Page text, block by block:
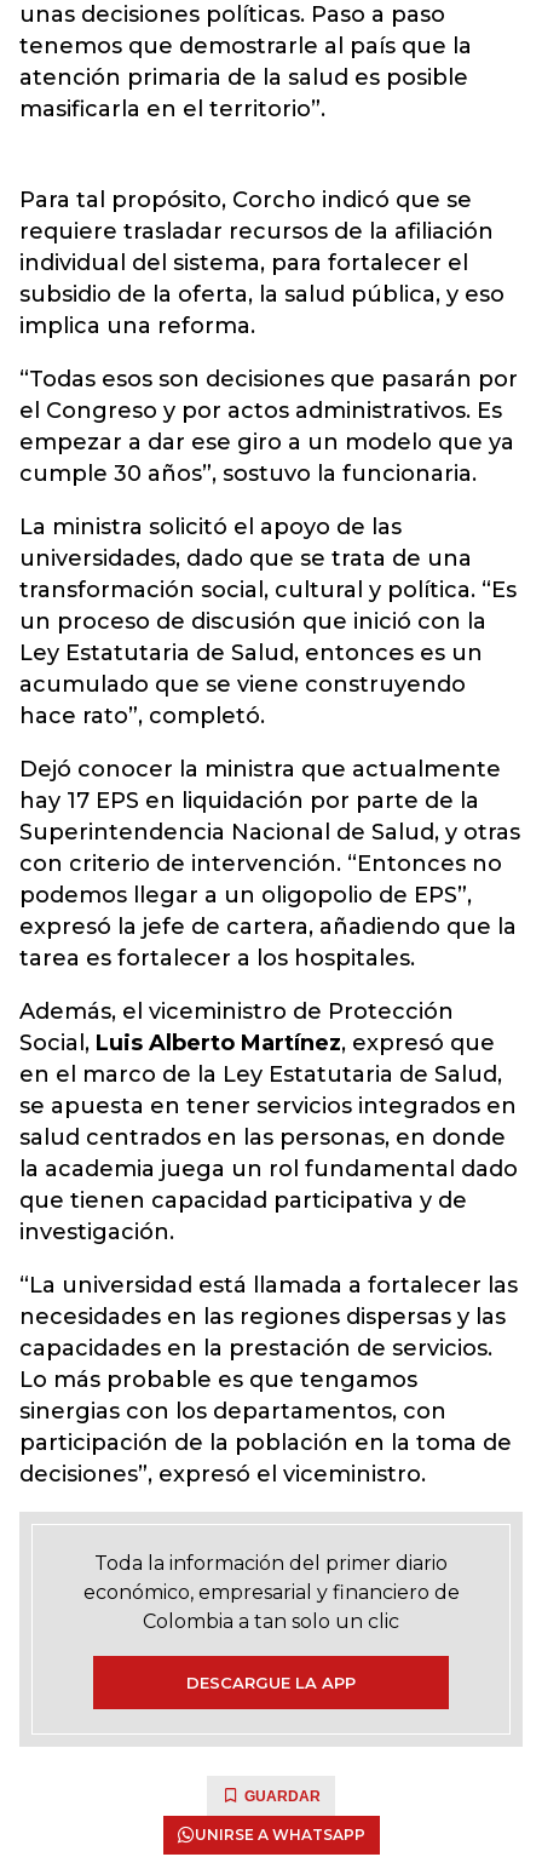
unas decisiones políticas. Paso a paso
tenemos que demostrarle al país que la
atención primaria de la salud es posible
masificarla en el territorio”.
Para tal propósito, Corcho indicó que se
requiere trasladar recursos de la afiliación
individual del sistema, para fortalecer el
subsidio de la oferta, la salud pública, y eso
implica una reforma.
“Todas esos son decisiones que pasarán por
el Congreso y por actos administrativos. Es
empezar a dar ese giro a un modelo que ya
cumple 30 años”, sostuvo la funcionaria.
La ministra solicitó el apoyo de las
universidades, dado que se trata de una
transformación social, cultural y política. “Es
un proceso de discusión que inició con la
Ley Estatutaria de Salud, entonces es un
acumulado que se viene construyendo
hace rato”, completó.
Dejó conocer la ministra que actualmente
hay 17 EPS en liquidación por parte de la
Superintendencia Nacional de Salud, y otras
con criterio de intervención. “Entonces no
podemos llegar a un oligopolio de EPS”,
expresó la jefe de cartera, añadiendo que la
tarea es fortalecer a los hospitales.
Además, el viceministro de Protección
Social, Luis Alberto Martínez, expresó que
en el marco de la Ley Estatutaria de Salud,
se apuesta en tener servicios integrados en
salud centrados en las personas, en donde
la academia juega un rol fundamental dado
que tienen capacidad participativa y de
investigación.
“La universidad está llamada a fortalecer las
necesidades en las regiones dispersas y las
capacidades en la prestación de servicios.
Lo más probable es que tengamos
sinergias con los departamentos, con
participación de la población en la toma de
decisiones”, expresó el viceministro.
Toda la información del primer diario
económico, empresarial y financiero de
Colombia a tan solo un clic
DESCARGUE LA APP
GUARDAR
UNIRSE A WHATSAPP